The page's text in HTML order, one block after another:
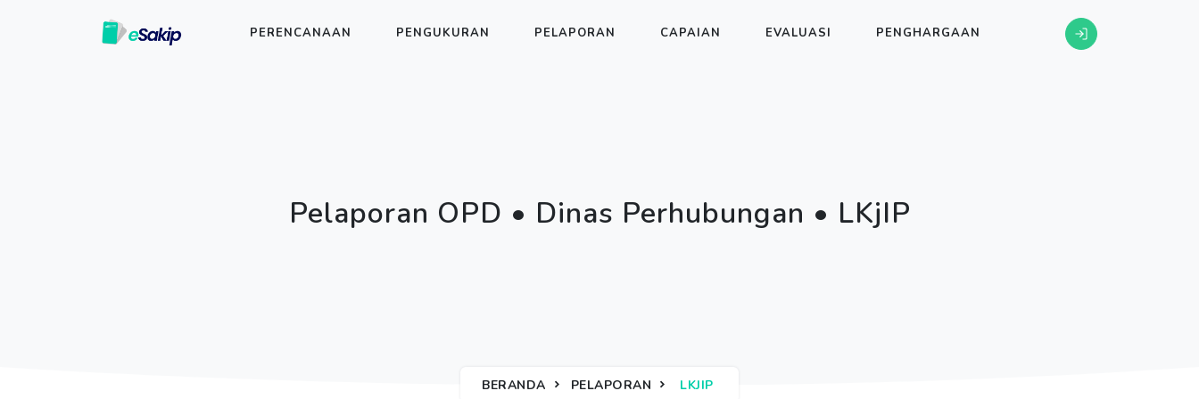
PERENCANAAN PENGUKURAN PELAPORAN CAPAIAN EVALUASI PENGHARGAAN
Pelaporan OPD • Dinas Perhubungan • LKjIP
BERANDA PELAPORAN LKJIP